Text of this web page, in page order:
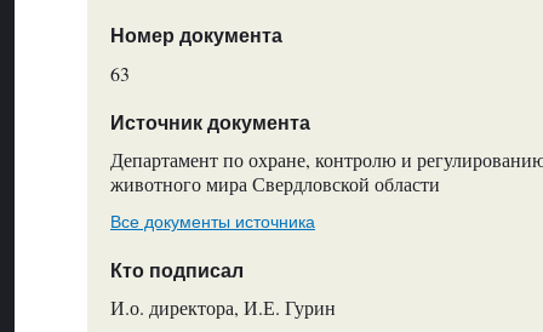
Номер документа
63
Источник документа
Департамент по охране, контролю и
животного мира Свердловской области
Все документы источника
Кто подписал
И.о. директора, И.Е. Гурин